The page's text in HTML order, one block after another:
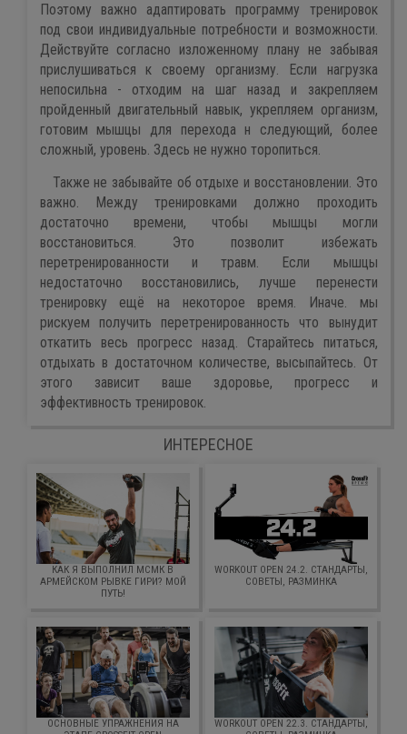
Поэтому важно адаптировать программу тренировок
под свои индивидуальные потребности и возможности.
Действуйте согласно изложенному плану не забывая
прислушиваться к своему организму. Если нагрузка
непосильна - отходим на шаг назад и закрепляем
пройденный двигательный навык, укрепляем организм,
готовим мышцы для перехода н следующий, более
сложный, уровень. Здесь не нужно торопиться.
Также не забывайте об отдыхе и восстановлении. Это
важно. Между тренировками должно проходить
достаточно времени, чтобы мышцы могли
восстановиться. Это позволит избежать
перетренированности и травм. Если мышцы
недостаточно восстановились, лучше перенести
тренировку ещё на некоторое время. Иначе. мы
рискуем получить перетренированность что вынудит
откатить весь прогресс назад. Старайтесь питаться,
отдыхать в достаточном количестве, высыпайтесь. От
этого зависит ваше здоровье, прогресс и
эффективность тренировок.
ИНТЕРЕСНОЕ
КАК Я ВЫПОЛНИЛ МСМК В
АРМЕЙСКОМ РЫВКЕ ГИРИ? МОЙ
ПУТЬ!
WORKOUT OPEN 24.2. СТАНДАРТЫ,
СОВЕТЫ, РАЗМИНКА
ОСНОВНЫЕ УПРАЖНЕНИЯ НА
WORKOUT OPEN 22.3. СТАНДАРТЫ,